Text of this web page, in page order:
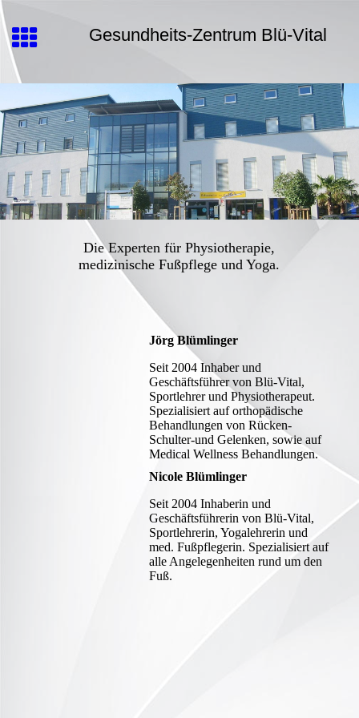
Gesundheits-Zentrum Blü-Vital
Die Experten für Physiotherapie,
medizinische Fußpflege und Yoga.
Jörg Blümlinger
Seit 2004 Inhaber und
Geschäftsführer von Blü-Vital,
Sportlehrer und Physiotherapeut.
Spezialisiert auf orthopädische
Behandlungen von Rücken-
Schulter-und Gelenken, sowie auf
Medical Wellness Behandlungen.
Nicole Blümlinger
Seit 2004 Inhaberin und
Geschäftsführerin von Blü-Vital,
Sportlehrerin, Yogalehrerin und
med. Fußpflegerin. Spezialisiert auf
alle Angelegenheiten rund um den
Fuß.